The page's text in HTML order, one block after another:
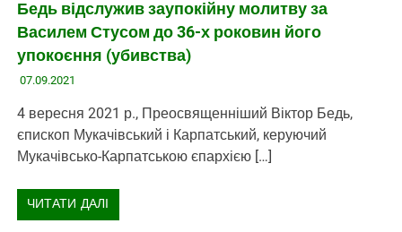
Бедь відслужив заупокійну молитву за
Василем Стусом до 36-х роковин його
упокоєння (убивства)
07.09.2021
4 вересня 2021 р., Преосвященніший Віктор Бедь,
єпископ Мукачівський і Карпатський, керуючий
Мукачівсько-Карпатською єпархією […]
ЧИТАТИ ДАЛІ